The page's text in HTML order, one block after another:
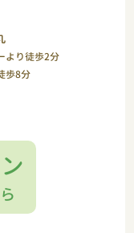
より徒歩2分
歩8分